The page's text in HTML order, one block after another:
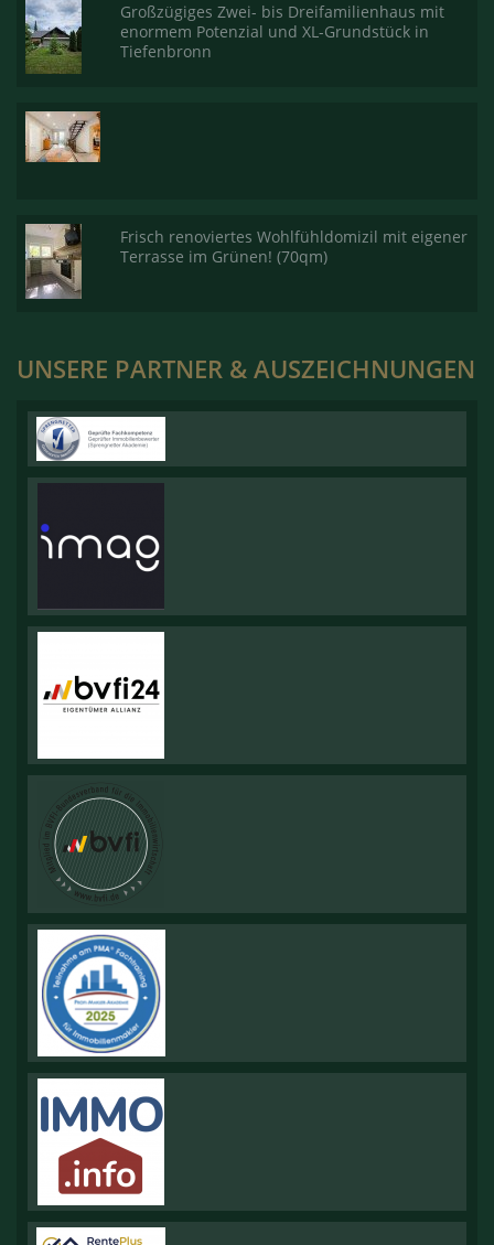
Großzügiges Zwei- bis Dreifamilienhaus mit
enormem Potenzial und XL-Grundstück in
Tiefenbronn
Frisch renoviertes Wohlfühldomizil mit eigener
Terrasse im Grünen! (70qm)
UNSERE PARTNER & AUSZEICHNUNGEN